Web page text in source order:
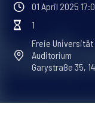
01 April 2025
1
Freie Universität
Auditorium
Garystraße 35,